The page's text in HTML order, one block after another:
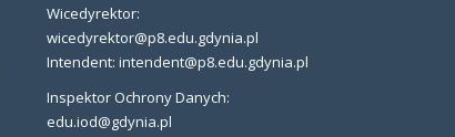
Wicedyrektor:
wicedyrektor@p8.edu.gdynia.pl
Intendent: intendent@p8.edu.gdynia.pl
Inspektor Ochrony Danych:
edu.iod@gdynia.pl